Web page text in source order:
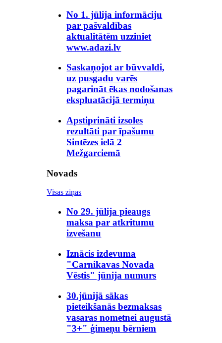
No 1. jūlija informāciju
par pašvaldības
aktualitātēm uzziniet
www.adazi.lv
Saskaņojot ar būvvaldi,
uz pusgadu varēs
pagarināt ēkas nodošanas
ekspluatācijā termiņu
Apstiprināti izsoles
rezultāti par īpašumu
Sintēzes ielā 2
Mežgarciemā
Novads
Visas ziņas
No 29. jūlija pieaugs
maksa par atkritumu
izvešanu
Iznācis izdevuma
"Carnikavas Novada
Vēstis" jūnija numurs
30.jūnijā sākas
pieteikšanās bezmaksas
vasaras nometnei augustā
"3+" ģimeņu bērniem